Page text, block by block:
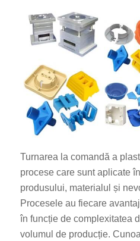
Turnarea la comandă a
procese care sunt aplicate
produsului, materialul și
Procesele au fiecare
în funcție de complexitatea
volumul de producție.